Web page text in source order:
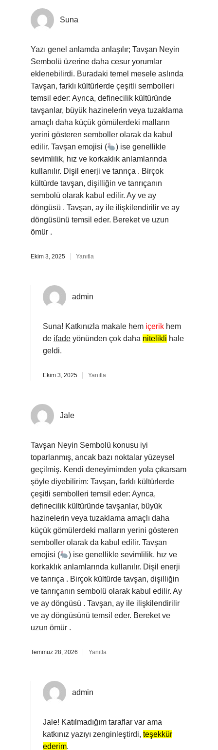
Suna
Yazı genel anlamda anlaşılır; Tavşan Neyin
Sembolü üzerine daha cesur yorumlar
eklenebilirdi. Buradaki temel mesele aslında
Tavşan, farklı kültürlerde çeşitli sembolleri
temsil eder: Ayrıca, definecilik kültüründe
tavşanlar, büyük hazinelerin veya tuzaklama
amaçlı daha küçük gömülerdeki malların
yerini gösteren semboller olarak da kabul
edilir. Tavşan emojisi (
) ise genellikle
sevimlilik, hız ve korkaklık anlamlarında
kullanılır. Dişil enerji ve tanrıça . Birçok
kültürde tavşan, dişilliğin ve tanrıçanın
sembolü olarak kabul edilir. Ay ve ay
döngüsü . Tavşan, ay ile ilişkilendirilir ve ay
döngüsünü temsil eder. Bereket ve uzun
ömür .
Ekim 3, 2025 Yanıtla
admin
Suna! Katkınızla makale hem içerik hem
de ifade yönünden çok daha nitelikli hale
geldi.
Ekim 3, 2025 Yanıtla
Jale
Tavşan Neyin Sembolü konusu iyi
toparlanmış, ancak bazı noktalar yüzeysel
geçilmiş. Kendi deneyimimden yola çıkarsam
şöyle diyebilirim: Tavşan, farklı kültürlerde
çeşitli sembolleri temsil eder: Ayrıca,
definecilik kültüründe tavşanlar, büyük
hazinelerin veya tuzaklama amaçlı daha
küçük gömülerdeki malların yerini gösteren
semboller olarak da kabul edilir. Tavşan
emojisi (
) ise genellikle sevimlilik, hız ve
korkaklık anlamlarında kullanılır. Dişil enerji
ve tanrıça . Birçok kültürde tavşan, dişilliğin
ve tanrıçanın sembolü olarak kabul edilir. Ay
ve ay döngüsü . Tavşan, ay ile ilişkilendirilir
ve ay döngüsünü temsil eder. Bereket ve
uzun ömür .
Temmuz 28, 2026 Yanıtla
admin
Jale! Katılmadığım taraflar var ama
katkınız yazıyı zenginleştirdi, teşekkür
ederim.